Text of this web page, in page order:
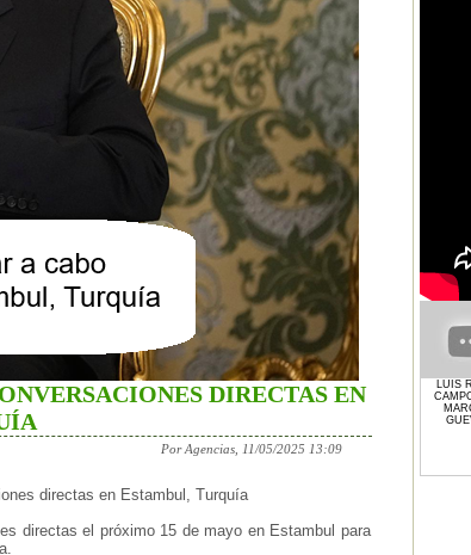
DIRECTAS EN
Por Agencias, 11/05/2025 13:09
directas en Estambul, Turquía
directas el próximo 15 de mayo en Estambul para
LUIS